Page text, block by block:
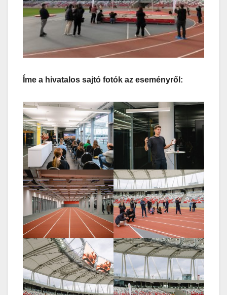
Íme a hivatalos sajtó fotók az eseményről: